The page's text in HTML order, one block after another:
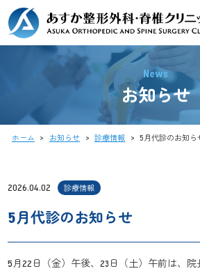
News
お知らせ
ホーム > お知らせ > 診療情報 > 5月代診のお知ら
2026.04.02 診療情報
5月代診のお知らせ
5月22日（金）午後、23日（土）午前は、